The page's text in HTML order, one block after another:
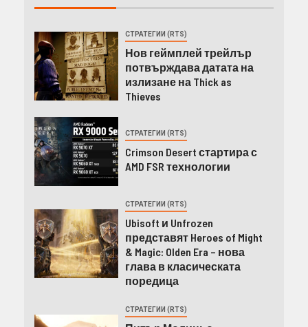
СТРАТЕГИИ (RTS)
Нов геймплей трейлър
потвърждава датата на
излизане на Thick as
Thieves
СТРАТЕГИИ (RTS)
Crimson Desert стартира с
AMD FSR технологии
СТРАТЕГИИ (RTS)
Ubisoft и Unfrozen
представят Heroes of Might
& Magic: Olden Era – нова
глава в класическата
поредица
СТРАТЕГИИ (RTS)